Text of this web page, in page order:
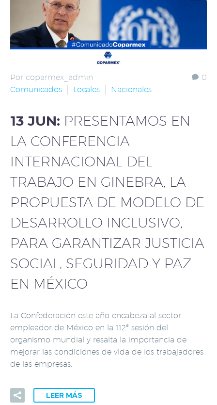
0
Por coparmex_admin
Comunicados
Locales Nacionales
13 JUN: PRESENTAMOS EN
LA CONFERENCIA
INTERNACIONAL DEL
TRABAJO EN GINEBRA, LA
PROPUESTA DE MODELO DE
DESARROLLO INCLUSIVO,
PARA GARANTIZAR JUSTICIA
SOCIAL, SEGURIDAD Y PAZ
EN MÉXICO
La Confederación este año encabeza al sector
empleador de México en la 112ª sesión del
organismo mundial y resalta la importancia de
mejorar las condiciones de vida de los trabajadores
de las empresas.
LEER MÁS